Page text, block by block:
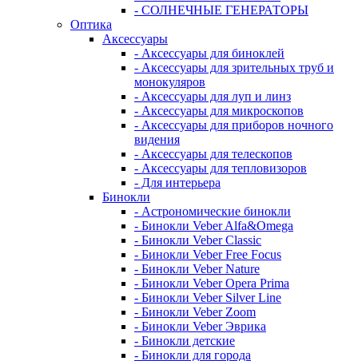
- СОЛНЕЧНЫЕ ГЕНЕРАТОРЫ
Оптика
Аксессуары
- Аксессуары для биноклей
- Аксессуары для зрительных труб и
монокуляров
- Аксессуары для луп и линз
- Аксессуары для микроскопов
- Аксессуары для приборов ночного
видения
- Аксессуары для телескопов
- Аксессуары для тепловизоров
- Для интерьера
Бинокли
- Астрономические бинокли
- Бинокли Veber Alfa&Omega
- Бинокли Veber Classic
- Бинокли Veber Free Focus
- Бинокли Veber Nature
- Бинокли Veber Opera Prima
- Бинокли Veber Silver Line
- Бинокли Veber Zoom
- Бинокли Veber Эврика
- Бинокли детские
- Бинокли для города